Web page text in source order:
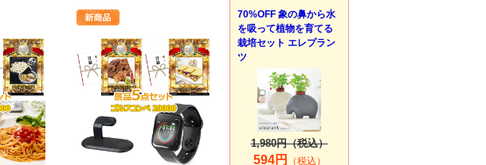
70%OFF 象の鼻から水
を吸って植物を育てる
栽培セット エレプラン
ツ
1,980円（税込）
594円
（税込）